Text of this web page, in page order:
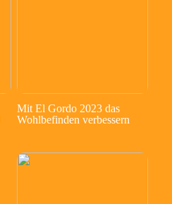
Mit El Gordo 2023 das
Wohlbefinden verbessern